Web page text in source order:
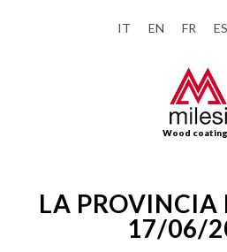
IT EN FR ES
Wood
LA PROVINCIA
17/06/